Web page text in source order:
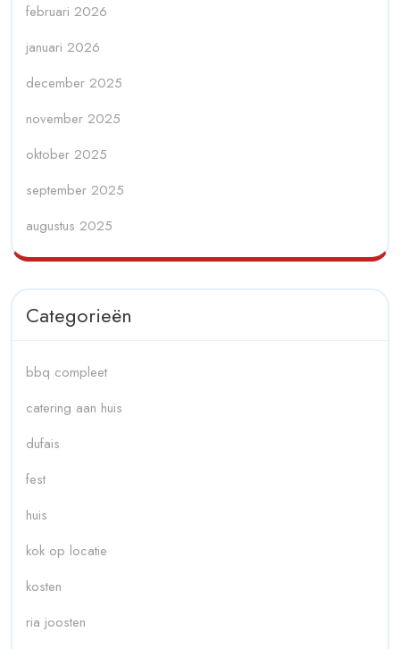
februari 2026
januari 2026
december 2025
november 2025
oktober 2025
september 2025
augustus 2025
Categorieën
bbq compleet
catering aan huis
dufais
fest
huis
kok op locatie
kosten
ria joosten